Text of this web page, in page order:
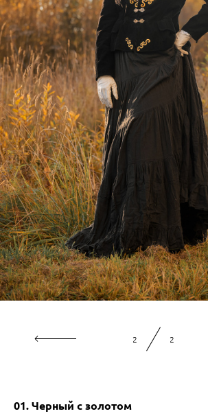
01. Черный с золотом
1 2